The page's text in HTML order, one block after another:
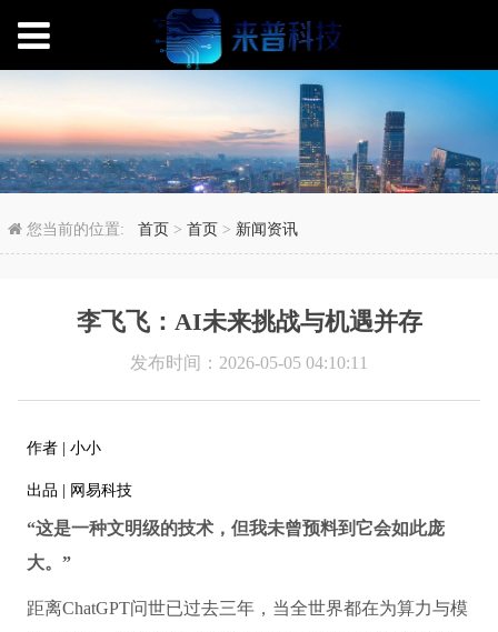
李飞飞：AI未来挑战与
您当前的位置:首页 >首页 > 新闻资讯
李飞飞：AI未来挑战与机遇并存
发布时间：2026-05-05 04:10:11
作者 | 小小
出品 | 网易科技
“这是一种文明级的技术，但我未曾预料到它会如此庞
大。”
距离ChatGPT问世已过去三年，当全世界都在为算力与模